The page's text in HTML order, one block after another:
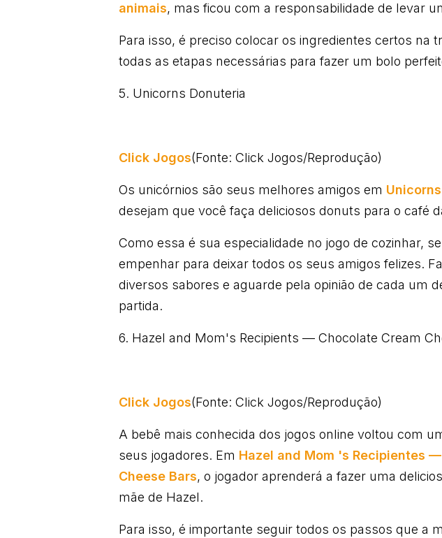
animais, mas ficou com a responsabilidade de levar
Para isso, é preciso colocar os ingredientes certos na
todas as etapas necessárias para fazer um bolo
5. Unicorns Donuteria
Click Jogos(Fonte: Click Jogos/Reprodução)
Os unicórnios são seus melhores amigos em
desejam que você faça deliciosos donuts para o café
Como essa é sua especialidade no jogo de cozinhar,
empenhar para deixar todos os seus amigos felizes.
diversos sabores e aguarde pela opinião de cada um
partida.
6. Hazel and Mom's Recipients — Chocolate Cream
Click Jogos(Fonte: Click Jogos/Reprodução)
A bebê mais conhecida dos jogos online voltou com
seus jogadores. Em Hazel and Mom 's Recipientes
Cheese Bars, o jogador aprenderá a fazer uma
mãe de Hazel.
Para isso, é importante seguir todos os passos que a